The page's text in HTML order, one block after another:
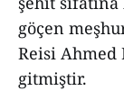
göçen
Reisi Ahmed
gitmiştir.